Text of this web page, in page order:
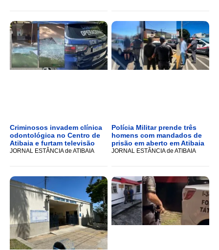
Criminosos invadem clínica
odontológica no Centro de
Atibaia e furtam televisão
JORNAL ESTÂNCIA de ATIBAIA
Polícia Militar prende três
homens com mandados de
prisão em aberto em Atibaia
JORNAL ESTÂNCIA de ATIBAIA